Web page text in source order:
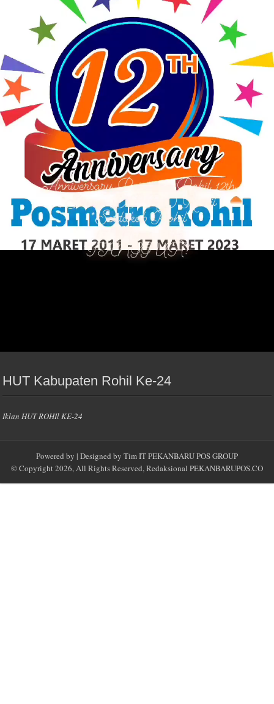
Pemutar Video
00:00
00:00
HUT Kabupaten Rohil Ke-24
Iklan HUT ROHIl KE-24
Powered by | Designed by Tim IT PEKANBARU POS GROUP
© Copyright 2026, All Rights Reserved, Redaksional PEKANBARUPOS.CO